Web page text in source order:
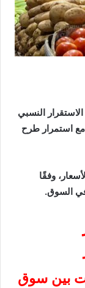
النسبي
مع استمرار طرح
وفقًا
السوق.
بين سوق